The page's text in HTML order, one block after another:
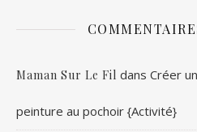
Maman Sur Le Fil dans Créer
peinture au pochoir {Activité}